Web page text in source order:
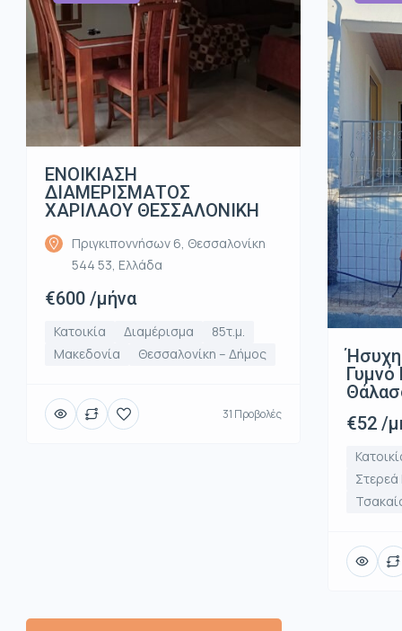
ΕΝΟΙΚΙΑΣΗ
ΔΙΑΜΕΡΙΣΜΑΤΟΣ
ΧΑΡΙΛΑΟΥ ΘΕΣΣΑΛΟΝΙΚΗ
Πριγκιποννήσων 6, Θεσσαλονίκη
544 53, Ελλάδα
€600 /μήνα
Κατοικία Διαμέρισμα
85τ.μ.
Μακεδονία
Θεσσαλονίκη – Δήμος
31 Προβολές
Γυμνό
€52 /